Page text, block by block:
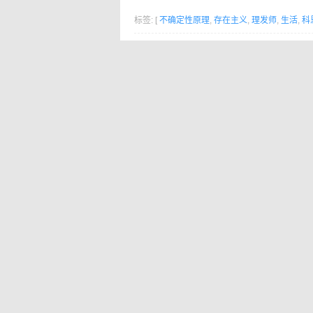
标签: [ 不确定性原理, 存在主义, 理发师, 生活, 科